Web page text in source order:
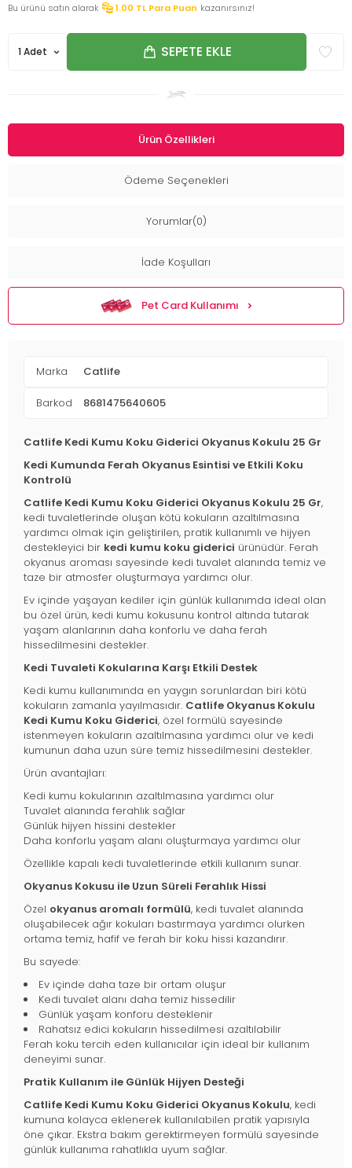
Bu ürünü satın alarak
1.00 TL Para Puan kazanırsınız!
SEPETE EKLE
Ürün Özellikleri
Ödeme Seçenekleri
Yorumlar(0)
İade Koşulları
Pet Card Kullanımı
Marka Catlife
Barkod 8681475640605
Catlife Kedi Kumu Koku Giderici Okyanus Kokulu 25 Gr
Kedi Kumunda Ferah Okyanus Esintisi ve Etkili Koku
Kontrolü
Catlife Kedi Kumu Koku Giderici Okyanus Kokulu 25 Gr,
kedi tuvaletlerinde oluşan kötü kokuların azaltılmasına
yardımcı olmak için geliştirilen, pratik kullanımlı ve hijyen
destekleyici bir kedi kumu koku giderici ürünüdür. Ferah
okyanus aroması sayesinde kedi tuvalet alanında temiz ve
taze bir atmosfer oluşturmaya yardımcı olur.
Ev içinde yaşayan kediler için günlük kullanımda ideal olan
bu özel ürün, kedi kumu kokusunu kontrol altında tutarak
yaşam alanlarının daha konforlu ve daha ferah
hissedilmesini destekler.
Kedi Tuvaleti Kokularına Karşı Etkili Destek
Kedi kumu kullanımında en yaygın sorunlardan biri kötü
kokuların zamanla yayılmasıdır. Catlife Okyanus Kokulu
Kedi Kumu Koku Giderici, özel formülü sayesinde
istenmeyen kokuların azaltılmasına yardımcı olur ve kedi
kumunun daha uzun süre temiz hissedilmesini destekler.
Ürün avantajları:
Kedi kumu kokularının azaltılmasına yardımcı olur
Tuvalet alanında ferahlık sağlar
Günlük hijyen hissini destekler
Daha konforlu yaşam alanı oluşturmaya yardımcı olur
Özellikle kapalı kedi tuvaletlerinde etkili kullanım sunar.
Okyanus Kokusu ile Uzun Süreli Ferahlık Hissi
Özel okyanus aromalı formülü, kedi tuvalet alanında
oluşabilecek ağır kokuları bastırmaya yardımcı olurken
ortama temiz, hafif ve ferah bir koku hissi kazandırır.
Bu sayede:
Ev içinde daha taze bir ortam oluşur
Kedi tuvalet alanı daha temiz hissedilir
Günlük yaşam konforu desteklenir
Rahatsız edici kokuların hissedilmesi azaltılabilir
Ferah koku tercih eden kullanıcılar için ideal bir kullanım
deneyimi sunar.
Pratik Kullanım ile Günlük Hijyen Desteği
Catlife Kedi Kumu Koku Giderici Okyanus Kokulu, kedi
kumuna kolayca eklenerek kullanılabilen pratik yapısıyla
öne çıkar. Ekstra bakım gerektirmeyen formülü sayesinde
günlük kullanıma rahatlıkla uyum sağlar.